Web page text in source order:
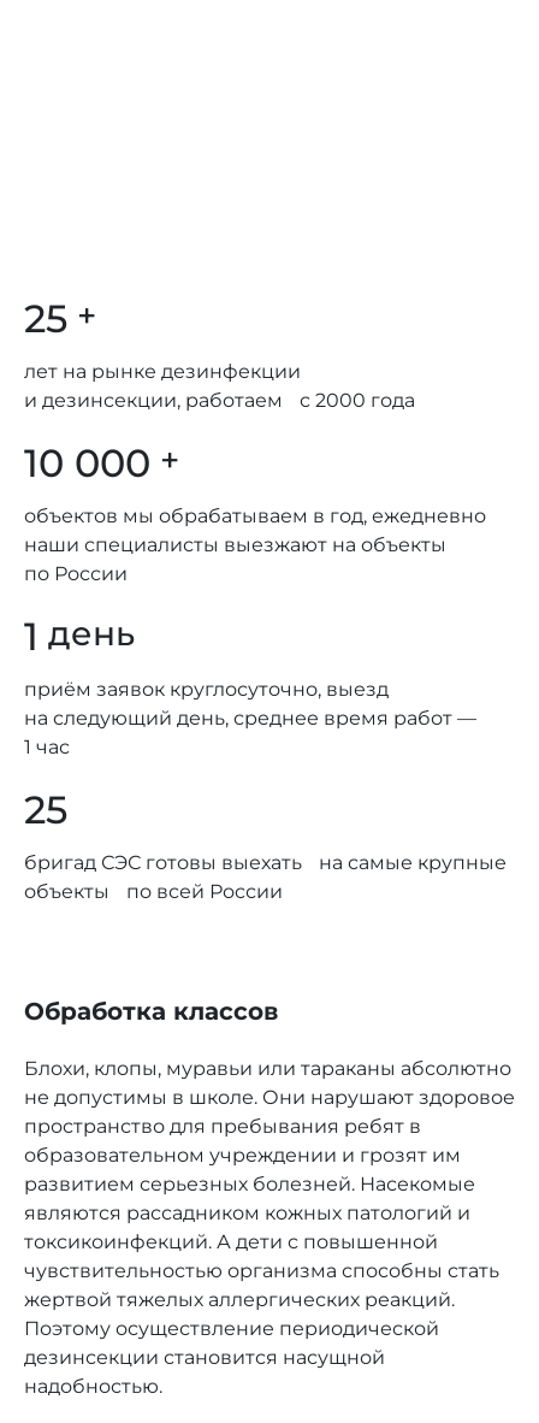
25 +
лет на рынке дезинфекции
и дезинсекции, работаем с 2000 года
10 000 +
объектов мы обрабатываем в год, ежедневно
наши специалисты выезжают на объекты
по России
1 день
приём заявок круглосуточно, выезд
на следующий день, среднее время работ —
1 час
25
бригад СЭС готовы выехать на самые крупные
объекты по всей России
Обработка классов
Блохи, клопы, муравьи или тараканы абсолютно
не допустимы в школе. Они нарушают здоровое
пространство для пребывания ребят в
образовательном учреждении и грозят им
развитием серьезных болезней. Насекомые
являются рассадником кожных патологий и
токсикоинфекций. А дети с повышенной
чувствительностью организма способны стать
жертвой тяжелых аллергических реакций.
Поэтому осуществление периодической
дезинсекции становится насущной
надобностью.